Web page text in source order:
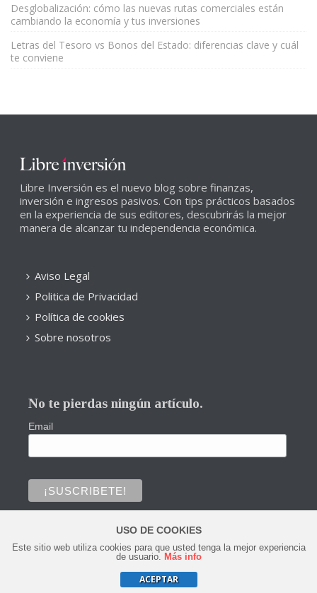
Desglobalización: cómo las nuevas rutas comerciales están
cambiando la economía y tus inversiones
Letras del Tesoro vs Bonos del Estado: diferencias clave y cuál
te conviene
Libre Inversión es el nuevo blog sobre finanzas,
inversión e ingresos pasivos. Con tips prácticos basados
en la experiencia de sus editores, descubrirás la mejor
manera de alcanzar tu independencia económica.
Aviso Legal
Politica de Privacidad
Política de cookies
Sobre nosotros
No te pierdas ningún artículo.
Email
Copyright © 2020 Todos los derechos reservados.
0
USO DE COOKIES
Este sitio web utiliza cookies para que usted tenga la mejor experiencia
de usuario. Más info
ACEPTAR